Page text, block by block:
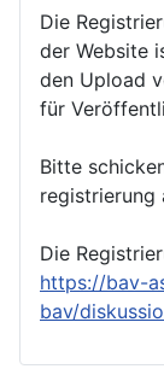
Die
der Website
den Upload
für
Bitte
registrierung
Die
https://bav-
bav/